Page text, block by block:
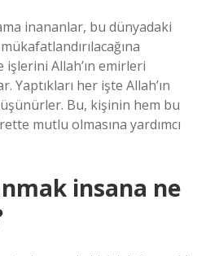
inananlar, bu dünyadaki
işlerini Allah’ın emirleri
Yaptıkları her işte Allah’ın
Bu, kişinin hem bu
mutlu olmasına yardımcı
insana ne